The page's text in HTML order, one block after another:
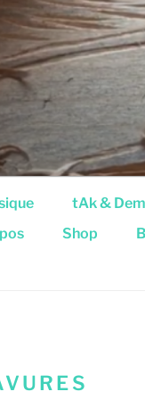
tAk &
Shop